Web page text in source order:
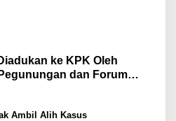
ke KPK Oleh
dan Forum
Ambil Alih Kasus